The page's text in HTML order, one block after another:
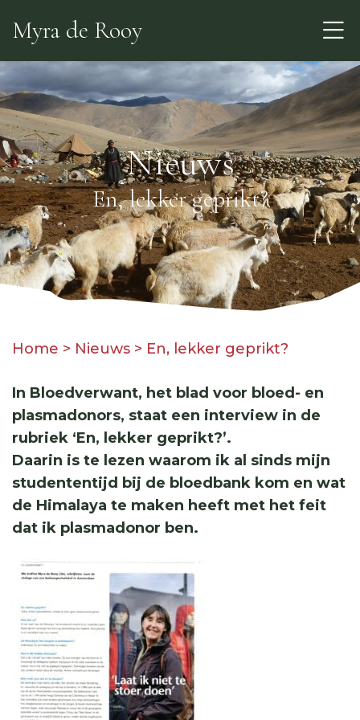
to
content
Myra de Rooy
Nieuws
En, lekker geprikt?
Home > Nieuws > En, lekker geprikt?
In Bloedverwant, het blad voor bloed- en
plasmadonors, staat een interview in de
rubriek ‘En, lekker geprikt?’.
Daarin is te lezen waarom ik al sinds mijn
studententijd bij de bloedbank kom en wat
de Himalaya te maken heeft met het feit
dat ik plasmadonor ben.